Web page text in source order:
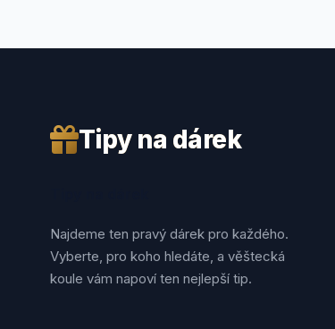
Tipy na dárek
Najdeme ten pravý dárek pro každého.
Vyberte, pro koho hledáte, a věštecká
koule vám napoví ten nejlepší tip.